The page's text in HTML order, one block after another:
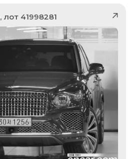
, лот 41998281